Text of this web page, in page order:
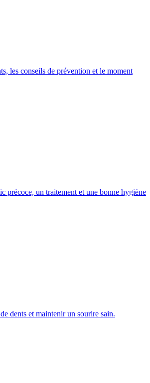
les conseils de prévention et le moment
précoce, un traitement et une bonne hygiène
dents et maintenir un sourire sain.